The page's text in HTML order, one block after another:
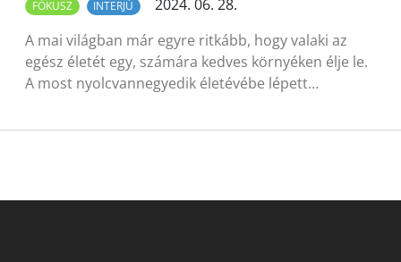
FÓKUSZ INTERJÚ
2024. 06. 28.
A mai világban már egyre ritkább, hogy valaki az
egész életét egy, számára kedves környéken élje le.
A most nyolcvannegyedik életévébe lépett…